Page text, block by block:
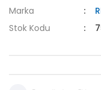
Marka
Stok Kodu